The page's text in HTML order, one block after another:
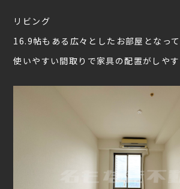
リビング
16.9帖もある広々としたお部屋となっ
使いやすい間取りで家具の配置がしや